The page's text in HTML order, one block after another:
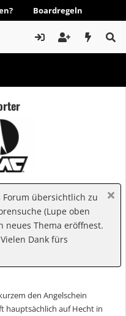
Boardregeln
Forum übersichtlich zu
(Lupe oben
neues Thema eröffnest.
Dank fürs
den Angelschein
hauptsächlich auf Hecht in